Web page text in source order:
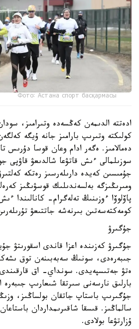
Фото: Астана спорт басқармасы
ادەتتە الدىمەن كەڭسەدە وتىرامىز،
كولىكتە وتىرىپ بارامىز جانە ۇيگە
دەمالامىز. ەگەر ادام وعان قوسا دۇرىس
سوزىلمالى ءىش قاتۋعا شالدىعۋ قاۋپى
جۇمىسىن كەيدە دارىلەرسىز رەتكە
ومىرىڭىزگە بەلسەندىلىك قوسۋىڭىز
پاۆلوۆا ءوزىنىڭ تەلەگرام- كانالىندا
كومەكتەسەتىن بىرنەشە جاتتىعۋ
جۇگىرۋ
جۇگىرۋ كەزىندە اعزا قاندى اسقورىتۋ
جىبەرەدى، سونىڭ سەبەبىنەن توق
ەتۋ جەتىسپەيدى. سونداي- اق
بارلىق نارسەنى سىرتقا شىعارىپ
جۇگىرىپ باستاپ جاتقان بولساڭىز،
سالماڭىز. قىسقا شاقىرىمداردان
ۇزارتۋعا بولادى.